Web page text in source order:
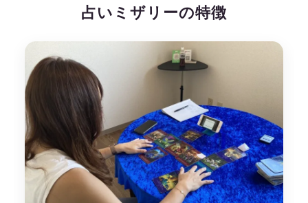
占いミザリーの特徴